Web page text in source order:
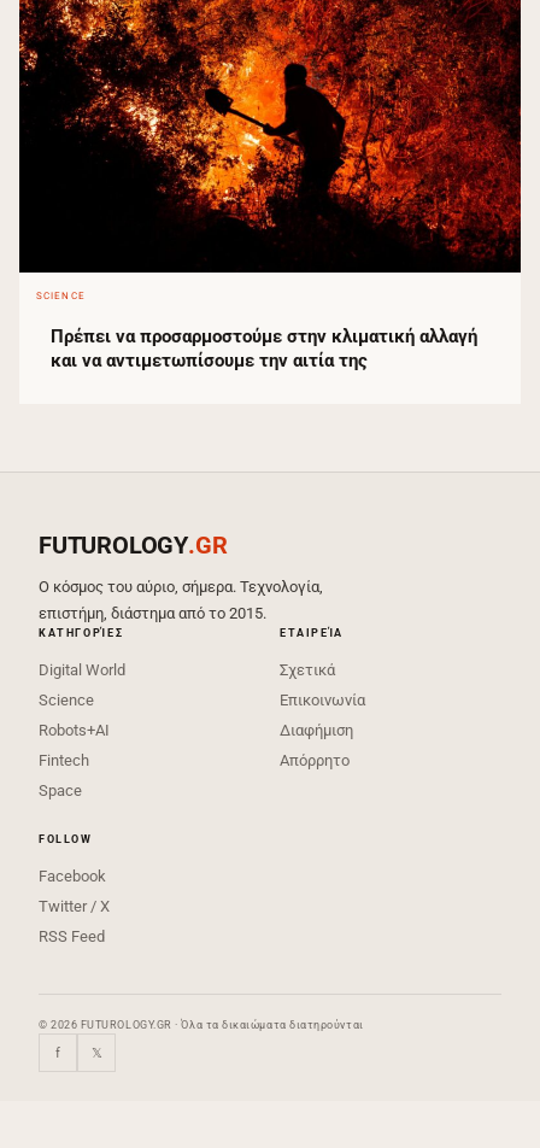
SCIENCE
Πρέπει να προσαρμοστούμε στην κλιματική αλλαγή
και να αντιμετωπίσουμε την αιτία της
FUTUROLOGY.GR
Ο κόσμος του αύριο, σήμερα. Τεχνολογία,
επιστήμη, διάστημα από το 2015.
ΚΑΤΗΓΟΡΊΕΣ
Digital World
Science
Robots+AI
Fintech
Space
ΕΤΑΙΡΕΊΑ
Σχετικά
Επικοινωνία
Διαφήμιση
Απόρρητο
FOLLOW
Facebook
Twitter / X
RSS Feed
© 2026 FUTUROLOGY.GR · Όλα τα δικαιώματα διατηρούνται
f 𝕏